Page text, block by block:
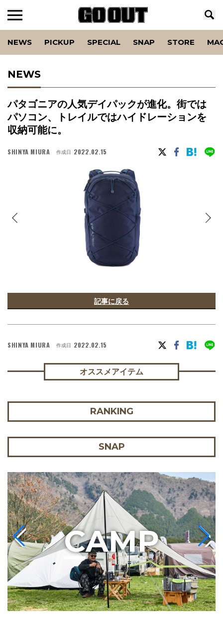
NEWS PICKUP SPECIAL SNAP STORE
NEWS
パタゴニアの人気デイパックが進化。街では
パソコン、トレイルではハイドレーションを
収納可能に。
SHINYA MIURA 作成日 2022.02.15
記事に戻る
SHINYA MIURA 作成日 2022.02.15
オススメアイテム
RANKING
SNAP
CAMP